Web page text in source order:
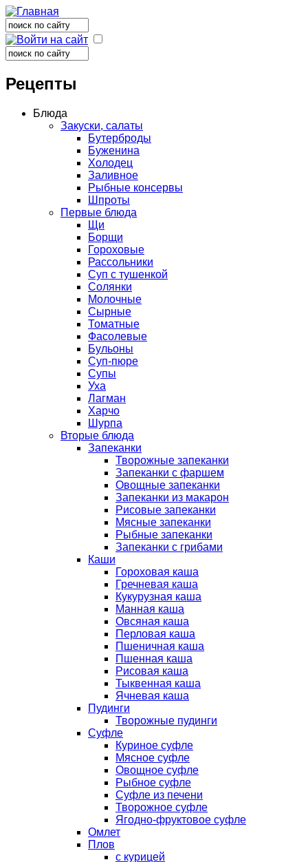
Форма поиска
Поиск
Поиск
Рецепты
Блюда
Закуски, салаты
Бутерброды
Буженина
Холодец
Заливное
Рыбные консервы
Шпроты
Первые блюда
Щи
Борщи
Гороховые
Рассольники
Суп с тушенкой
Солянки
Молочные
Сырные
Томатные
Фасолевые
Бульоны
Суп-пюре
Супы
Уха
Лагман
Харчо
Шурпа
Вторые блюда
Запеканки
Творожные запеканки
Запеканки с фаршем
Овощные запеканки
Запеканки из макарон
Рисовые запеканки
Мясные запеканки
Рыбные запеканки
Запеканки с грибами
Каши
Гороховая каша
Гречневая каша
Кукурузная каша
Манная каша
Овсяная каша
Перловая каша
Пшеничная каша
Пшенная каша
Рисовая каша
Тыквенная каша
Ячневая каша
Пудинги
Творожные пудинги
Суфле
Куриное суфле
Мясное суфле
Овощное суфле
Рыбное суфле
Суфле из печени
Творожное суфле
Ягодно-фруктовое суфле
Омлет
Плов
с курицей